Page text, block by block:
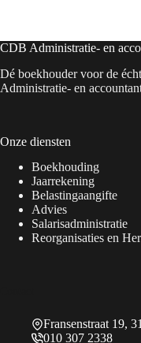
CDB Administratie- en
Dé boekhouder voor de
Administratie- en
Onze diensten
Boekhouding
Jaarrekening
Belastingaangifte
Advies
Salarisadministratie
Reorganisaties en
Fransenstraat 19,
010 307 2338